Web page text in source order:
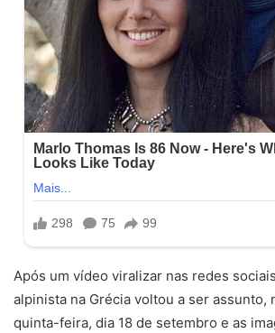
Após um vídeo viralizar nas redes
alpinista na Grécia voltou a ser assunto,
quinta-feira, dia 18 de setembro e as